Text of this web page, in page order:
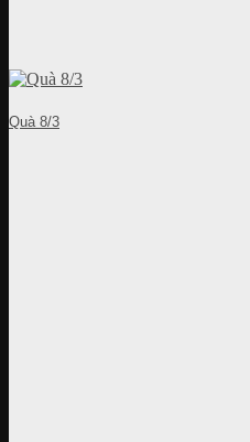
Quà 8/3